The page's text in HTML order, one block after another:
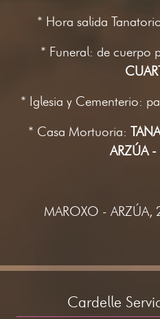
* Hora salida
* Funeral: de cuerpo
* Iglesia y Cementerio:
* Casa Mortuoria:
ARZÚA -
MAROXO -
Cardelle